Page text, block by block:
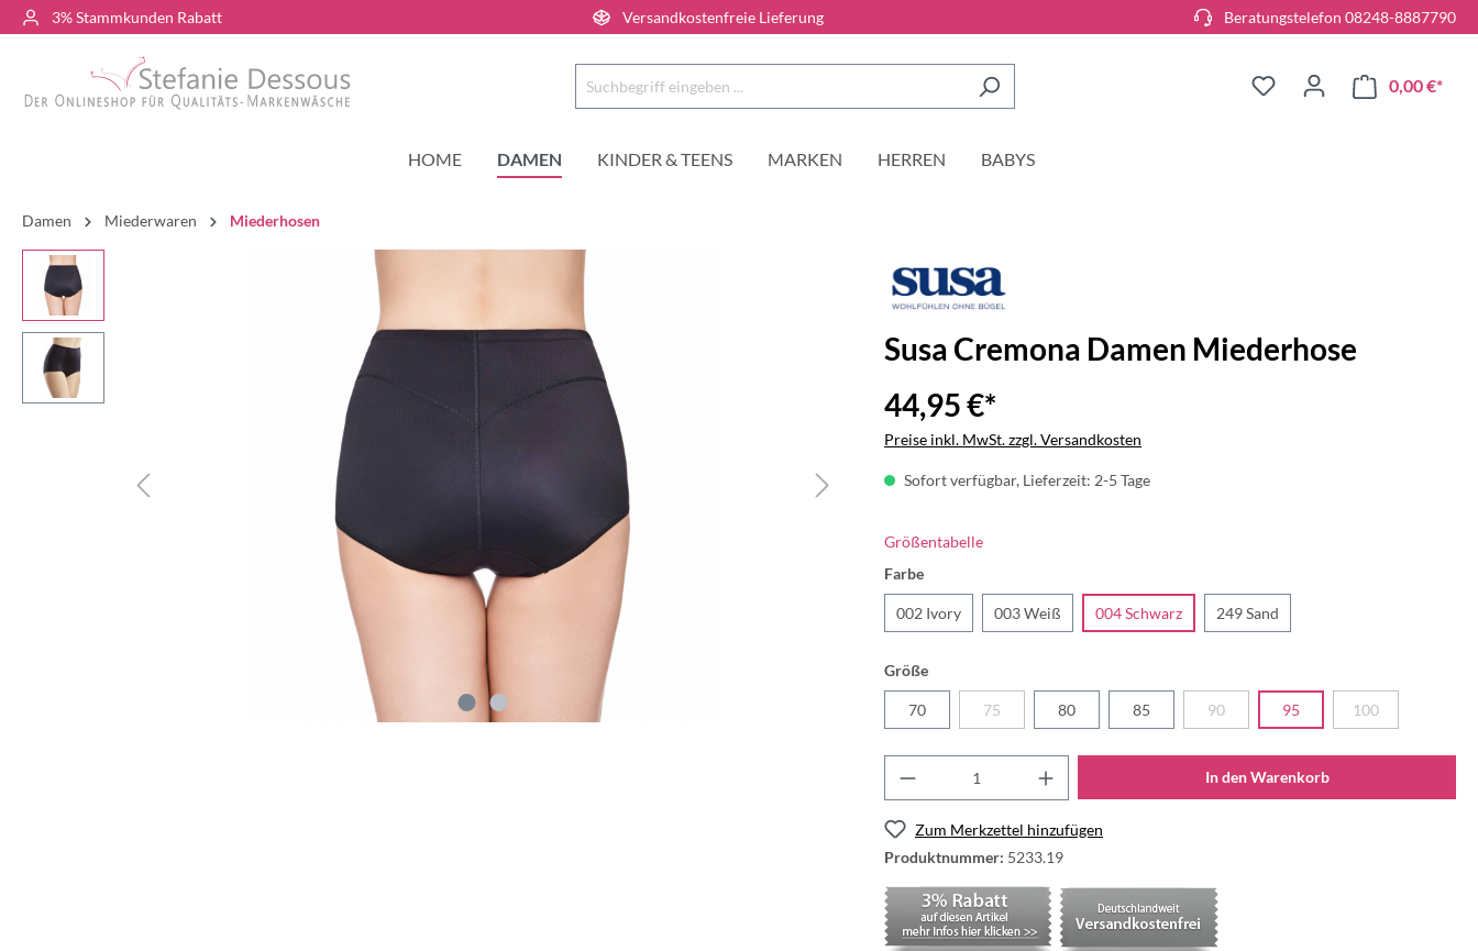
3% Stammkunden Rabatt Versandkostenfreie Lieferung Beratungstelefon 08248-8887790
0,00 €*
HOME DAMEN KINDER & TEENS MARKEN HERREN BABYS
Damen Miederwaren Miederhosen
Susa Cremona Damen Miederhose
44,95 €*
Preise inkl. MwSt. zzgl. Versandkosten
Sofort verfügbar, Lieferzeit: 2-5 Tage
Größentabelle
Farbe
002 Ivory 003 Weiß 004 Schwarz 249 Sand
Größe
70 75 80 85 90 95 100
In den Warenkorb
Zum Merkzettel hinzufügen
Produktnummer: 5233.19